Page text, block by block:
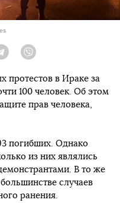
Telegram
протестов в Ираке за
100 человек. Об этом
прав человека,
погибших. Однако
из них являлись
В то же
случаев
ранения.